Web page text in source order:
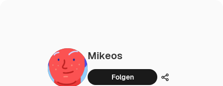
Mikeos
Folgen Teilen